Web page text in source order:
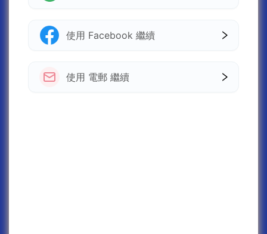
使用 Facebook 繼續
使用 電郵 繼續